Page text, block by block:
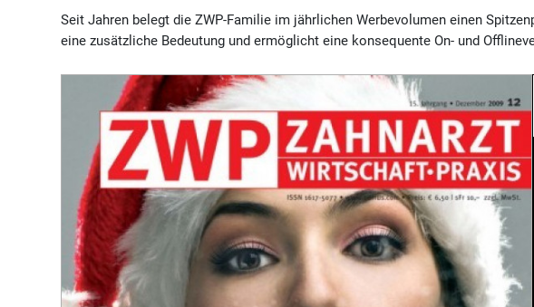
Seit Jahren belegt die ZWP-Familie im jährlichen Werbevolumen einen
eine zusätzliche Bedeutung und ermöglicht eine konsequente On- und